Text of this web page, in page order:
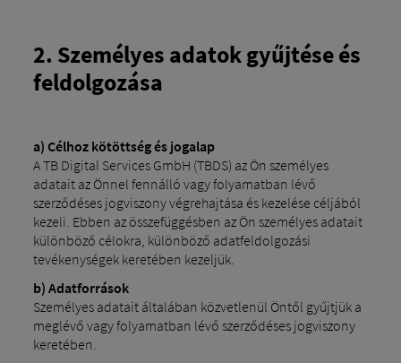
2. Személyes adatok gyűjtése és
feldolgozása
a) Célhoz kötöttség és jogalap
A TB Digital Services GmbH (TBDS) az Ön személyes
adatait az Önnel fennálló vagy folyamatban lévő
szerződéses jogviszony végrehajtása és kezelése céljából
kezeli. Ebben az összefüggésben az Ön személyes adatait
különböző célokra, különböző adatfeldolgozási
tevékenységek keretében kezeljük.
b) Adatforrások
Személyes adatait általában közvetlenül Öntől gyűjtjük a
meglévő vagy folyamatban lévő szerződéses jogviszony
keretében.